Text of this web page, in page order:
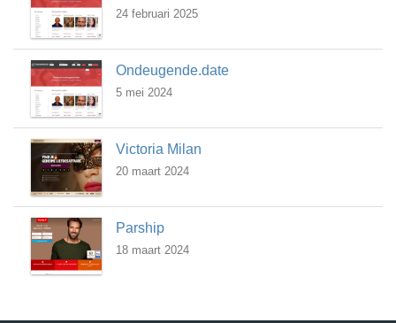
24 februari 2025
Ondeugende.date
5 mei 2024
Victoria Milan
20 maart 2024
Parship
18 maart 2024